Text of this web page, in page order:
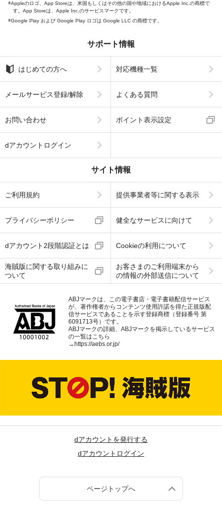
Appleのロゴ、App Storeは、米国もしくはその他の国や地域におけるApple Inc.の商標で
す。App Storeは、Apple Inc.のサービスマークです。
Google Play および Google Play ロゴは Google LLC の商標です。
サポート情報
はじめての方へ 対応機種一覧
メールサービス登録/解除 よくある質問
お問い合わせ ポイント表示設定
dアカウントログイン
サイト情報
ご利用規約 提供事業者等に関する表示
プライバシーポリシー 健全なサービスに向けて
dアカウント2段階認証とは Cookieの利用について
海賊版に関する取り組みに
ついて
お客さまのご利用端末から
の情報の外部送信について
ABJマークは、この電子書店・電子書籍配信サービス
が、著作権者からコンテンツ使用許諾を得た正規版配
信サービスであることを示す登録商標（登録番号 第
6091713号）です。
ABJマークの詳細、ABJマークを掲示しているサービス
の一覧はこちら
→ https://aebs.or.jp/
dアカウントを発行する
dアカウントログイン
ページトップへ